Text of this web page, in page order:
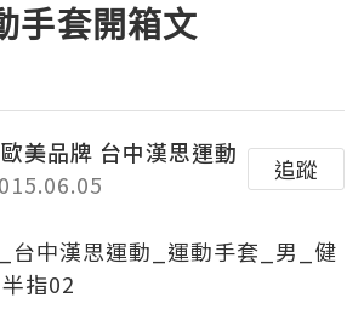
手套開箱文
美品牌 台中漢思運動
追蹤